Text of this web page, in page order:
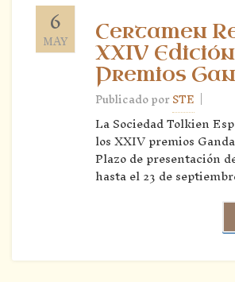
6
MAY
Certamen
XXIV Edición
Premios
Publicado porSTE |
La Sociedad Tolkien
los XXIV premios
Plazo de presentación
hasta el 23 de